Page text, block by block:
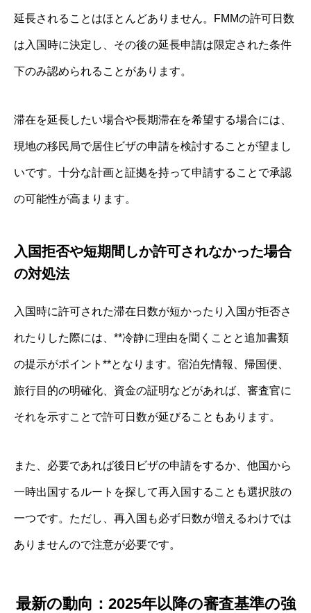
延長されることはほとんどありません。FMMの許可日数
は入国時に決定し、その後の延長申請は限定された条件
下のみ認められることがあります。
滞在を延長したい場合や長期滞在を希望する場合には、
現地の移民局で居住ビザの申請を検討することが望まし
いです。十分な計画と証拠を持って申請することで承認
の可能性が高まります。
入国拒否や短期間しか許可されなかった場合
の対処法
入国時に許可された滞在日数が短かったり入国が拒否さ
れたりした際には、**冷静に理由を聞くことと追加書類
の提示がポイント**となります。宿泊先情報、帰国便、
旅行目的の明確化、資金の証明などがあれば、審査官に
それを示すことで許可日数が延びることもあります。
また、必要であれば後日ビザの申請をするか、他国から
一時出国するルートを探して再入国することも選択肢の
一つです。ただし、再入国も必ず日数が増えるわけでは
ありませんので注意が必要です。
最新の動向：2025年以降の審査基準の強